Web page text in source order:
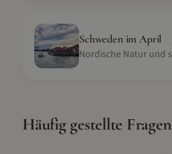
SchwedenimApril
Häufig gestellte Fragen